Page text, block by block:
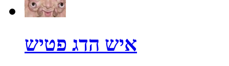
איש הדג פטיש